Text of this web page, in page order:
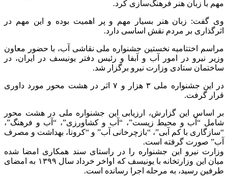
مهم با زبان هنر فرهنگ‌سازی کرد.
وی گفت: زبان هنر بسیار مهم و پر اهمیت بوده و این مهم در
اثرگذاری بر مردم نقش اساسی دارد.
مراسم اختتامیه نخستین جشنواره ملی نقاشی آب، با حضور معاون
وزیر نیرو در امور آب و آبفا و رئیس دفتر یونیسف در ایران، در
ساختمان ستادی وزارت نیرو برگزار شد.
در این جشنواره ملی ۳ هزار و ۷ اثر در هشت محور مورد داوری
قرار گرفت.
بر اساس این گزارش، ارزیابی این جشنواره ملی در هشت محور
شامل “آب و محیط زیست”، “آب و کشاورزی”، “آب و فرهنگ”،
“سازگاری با کم آبی”، “بازچرخانی آب” و “کرونا، بهداشت و مصرف
آب” صورت گرفته است.
وزارت نیرو این جشنواره را در راستای سند همکاری امضا شده
میان این وزارتخانه با یونیسف که اواخر خرداد سال ۱۳۹۹ به امضای
طرفین رسید، به مرحله اجرا رسانده است.